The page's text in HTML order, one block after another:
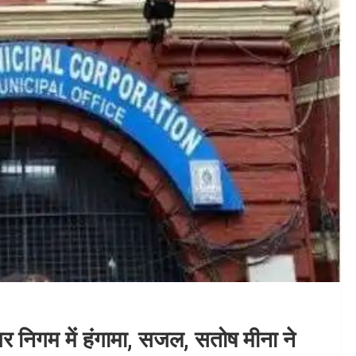
निगम में हंगामा, सजल, सतोष मीना ने